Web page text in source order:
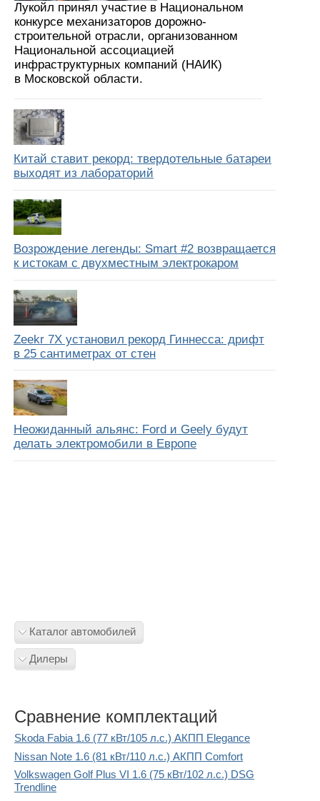
Лукойл принял участие в Национальном
конкурсе механизаторов дорожно-
строительной отрасли, организованном
Национальной ассоциацией
инфраструктурных компаний (НАИК)
в Московской области.
Китай ставит рекорд: твердотельные батареи
выходят из лабораторий
Возрождение легенды: Smart #2 возвращается
к истокам с двухместным электрокаром
Zeekr 7X установил рекорд Гиннесса: дрифт
в 25 сантиметрах от стен
Неожиданный альянс: Ford и Geely будут
делать электромобили в Европе
Каталог автомобилей
Дилеры
Сравнение комплектаций
Skoda Fabia 1.6 (77 кВт/105 л.с.) АКПП Elegance
Nissan Note 1.6 (81 кВт/110 л.с.) АКПП Comfort
Volkswagen Golf Plus VI 1.6 (75 кВт/102 л.с.) DSG
Trendline